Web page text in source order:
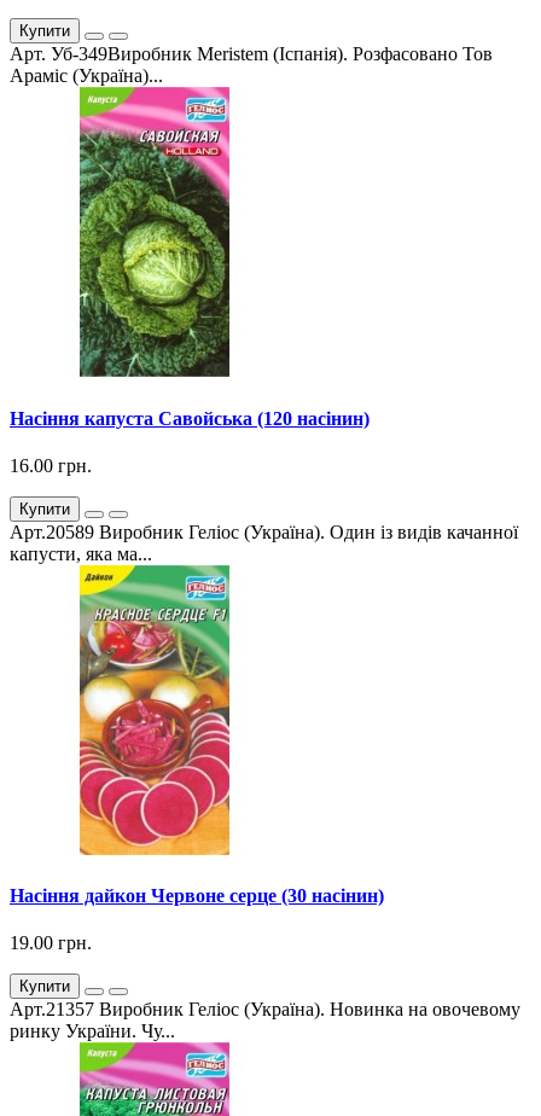
Купити
Арт. Уб-349Виробник Meristem (Іспанія). Розфасовано Тов
Араміс (Україна)...
Насіння капуста Савойська (120 насінин)
16.00 грн.
Купити
Арт.20589 Виробник Геліос (Україна). Один із видів качанної
капусти, яка ма...
Насіння дайкон Червоне серце (30 насінин)
19.00 грн.
Купити
Арт.21357 Виробник Геліос (Україна). Новинка на овочевому
ринку України. Чу...